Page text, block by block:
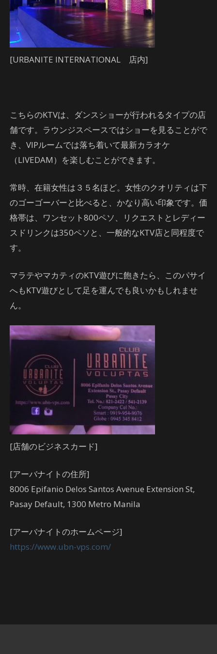
[URBANITE INTERNATIONAL 店内]
こちらのKTVは、ダンスショーが行われるタイプの店
舗です。ラウンジスペースではショーを見ることがで
き、VIPルームでは落ち着いて最新カラオケ
（LIVEDAM）を楽しむことができます。
常時、在籍女性は３５名ほど。女性のクオリティは下
のゴーゴーバーと比べると、かなり高い印象です。価
格帯は、ワンセット800ペソ、リクエストとレディー
スドリンクは350ペソと、一般的なKTV店と同程度で
す。
マラテやマカティのKTV遊びに飽きたら、このパサイ
へもKTV遊びとして足を運んでも良いかもしれませ
ん。
[店舗のビジネスカード]
[アーバナイトの住所]
8006 Epifanio Delos Santos Avenue Extension St,
Pasay Default, 1300 Metro Manila
[アーバナイトのホームページ]
https://www.ubn-vps.com/